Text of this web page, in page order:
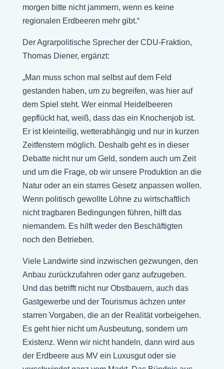
morgen bitte nicht jammern, wenn es keine
regionalen Erdbeeren mehr gibt.“
Der Agrarpolitische Sprecher der CDU-Fraktion,
Thomas Diener, ergänzt:
„Man muss schon mal selbst auf dem Feld
gestanden haben, um zu begreifen, was hier auf
dem Spiel steht. Wer einmal Heidelbeeren
gepflückt hat, weiß, dass das ein Knochenjob ist.
Er ist kleinteilig, wetterabhängig und nur in kurzen
Zeitfenstern möglich. Deshalb geht es in dieser
Debatte nicht nur um Geld, sondern auch um Zeit
und um die Frage, ob wir unsere Produktion an die
Natur oder an ein starres Gesetz anpassen wollen.
Wenn politisch gewollte Löhne zu wirtschaftlich
nicht tragbaren Bedingungen führen, hilft das
niemandem. Es hilft weder den Beschäftigten
noch den Betrieben.
Viele Landwirte sind inzwischen gezwungen, den
Anbau zurückzufahren oder ganz aufzugeben.
Und das betrifft nicht nur Obstbauern, auch das
Gastgewerbe und der Tourismus ächzen unter
starren Vorgaben, die an der Realität vorbeigehen.
Es geht hier nicht um Ausbeutung, sondern um
Existenz. Wenn wir nicht handeln, dann wird aus
der Erdbeere aus MV ein Luxusgut oder sie